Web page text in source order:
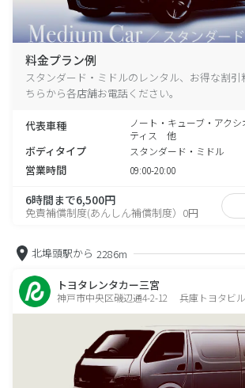
料金プラン例
スタンダード・ミドルのレンタル、お得な割引
ちらから各店舗お電話ください。
代表車種
ノート・キューブ・アク
ティス 他
ボディタイプ スタンダード・ミドル
営業時間 09:00-20:00
6時間まで6,500円
免責補償制度(あんしん補償制度）0円
北埠頭駅から 2286m
トヨタレンタカー三宮
神戸市中央区磯辺通4-2-12 兵庫トヨタビ